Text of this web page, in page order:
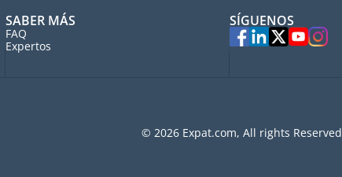
SABER MÁS
FAQ
Expertos
SÍGUENOS
© 2026 Expat.com, All rights Reserved